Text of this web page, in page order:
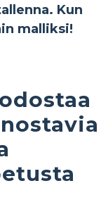
Kun
malliksi!